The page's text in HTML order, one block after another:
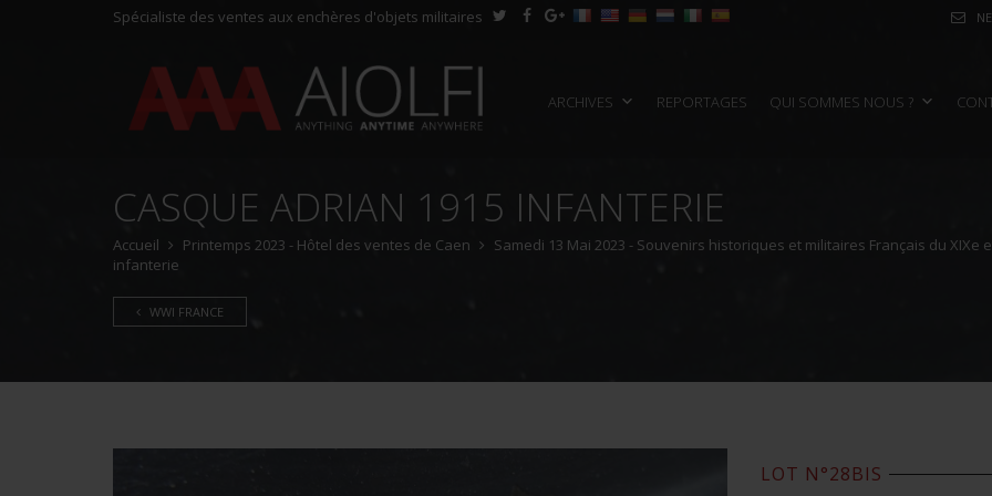
Spécialiste des ventes aux enchères d'objets militaires
ARCHIVES REPORTAGES QUI SOMMES NOUS ?
CASQUE ADRIAN 1915 INFANTERIE
Accueil Printemps 2023 - Hôtel des ventes de Caen
Samedi 13 Mai 2023 - Souvenirs historiques et militaires Français du XIXe
infanterie
WWI FRANCE
LOT N°28BIS